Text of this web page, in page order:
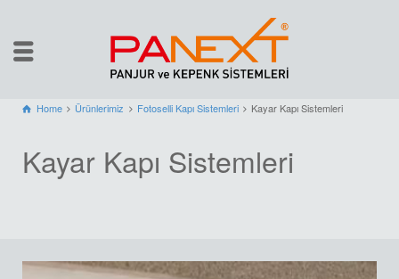
Home Ürünlerimiz Fotoselli Kapı Sistemleri Kayar Kapı Sistemleri
Kayar Kapı Sistemleri